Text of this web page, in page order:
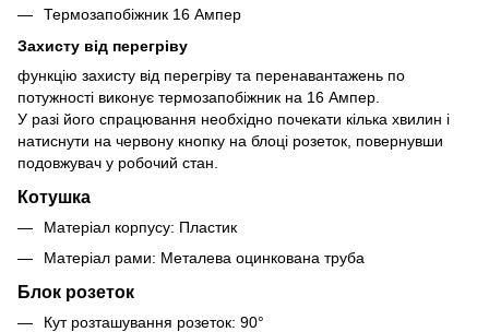
Термозапобіжник 16 Ампер
Захисту від перегріву
функцію захисту від перегріву та перенавантажень по
потужності виконує термозапобіжник на 16 Ампер.
У разі його спрацювання необхідно почекати кілька хвилин і
натиснути на червону кнопку на блоці розеток, повернувши
подовжувач у робочий стан.
Котушка
Матеріал корпусу: Пластик
Матеріал рами: Металева оцинкована труба
Блок розеток
Кут розташування розеток: 90°